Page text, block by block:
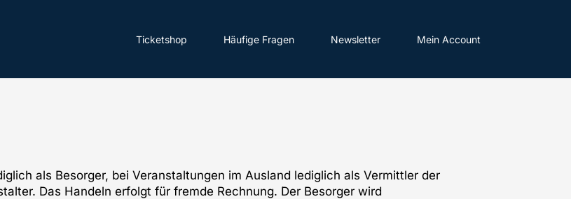
Ticketshop Häufige Fragen Newsletter Mein Account
als Besorger, bei Veranstaltungen im Ausland lediglich als Vermittler der
Das Handeln erfolgt für fremde Rechnung. Der Besorger wird